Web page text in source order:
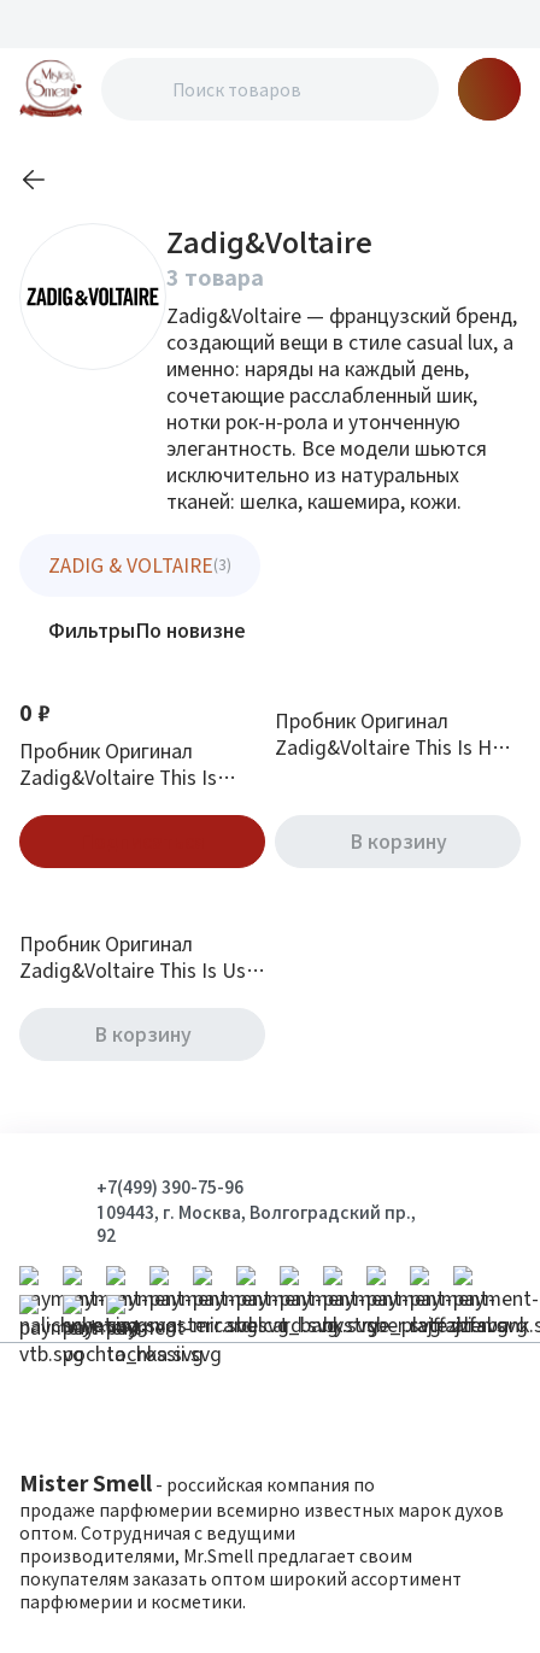
Zadig&Voltaire
3 товара
Zadig&Voltaire — французский бренд,
создающий вещи в стиле casual lux, а
именно: наряды на каждый день,
сочетающие расслабленный шик,
нотки рок-н-рола и утонченную
элегантность. Все модели шьются
исключительно из натуральных
тканей: шелка, кашемира, кожи.
ZADIG & VOLTAIRE(3)
ФильтрыПо новизне
0 ₽
Пробник Оригинал
Zadig&Voltaire This Is
Пробник Оригинал
Zadig&Voltaire This Is Her
В корзину
Пробник Оригинал
Zadig&Voltaire This Is Us!
В корзину
+7(499) 390-75-96
109443, г. Москва, Волгоградский пр.,
92
Mister Smell - российская компания по
продаже парфюмерии всемирно известных марок духов
оптом. Сотрудничая с ведущими
производителями, Mr.Smell предлагает своим
покупателям заказать оптом широкий ассортимент
парфюмерии и косметики.